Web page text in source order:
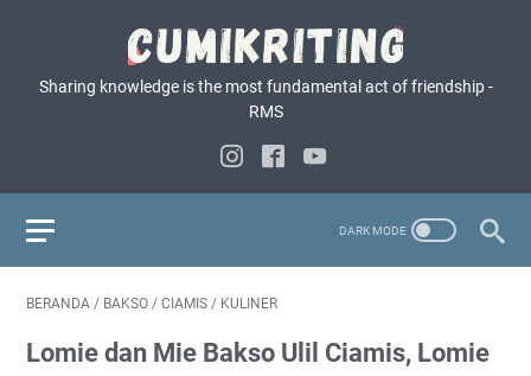
Sharing knowledge is the most fundamental act of friendship -
RMS
BERANDA / BAKSO / CIAMIS / KULINER
Lomie dan Mie Bakso Ulil Ciamis, Lomie